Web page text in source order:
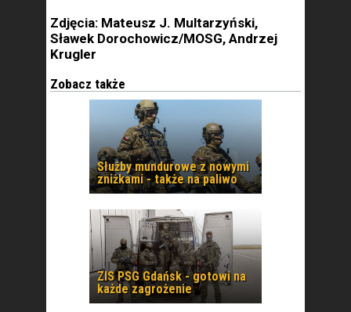
Zdjęcia: Mateusz J. Multarzyński,
Sławek Dorochowicz/MOSG, Andrzej
Krugler
Zobacz także
Służby mundurowe z nowymi
zniżkami - także na paliwo
ZIS PSG Gdańsk - gotowi na
każde zagrożenie